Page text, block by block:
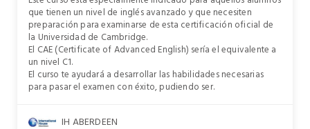
que tienen un nivel de inglés avanzado y que necesiten
preparación para examinarse de esta certificación oficial de
la Universidad de Cambridge.
El CAE (Certificate of Advanced English) sería el equivalente a
un nivel C1.
El curso te ayudará a desarrollar las habilidades necesarias
para pasar el examen con éxito, pudiendo ser.
IH ABERDEEN